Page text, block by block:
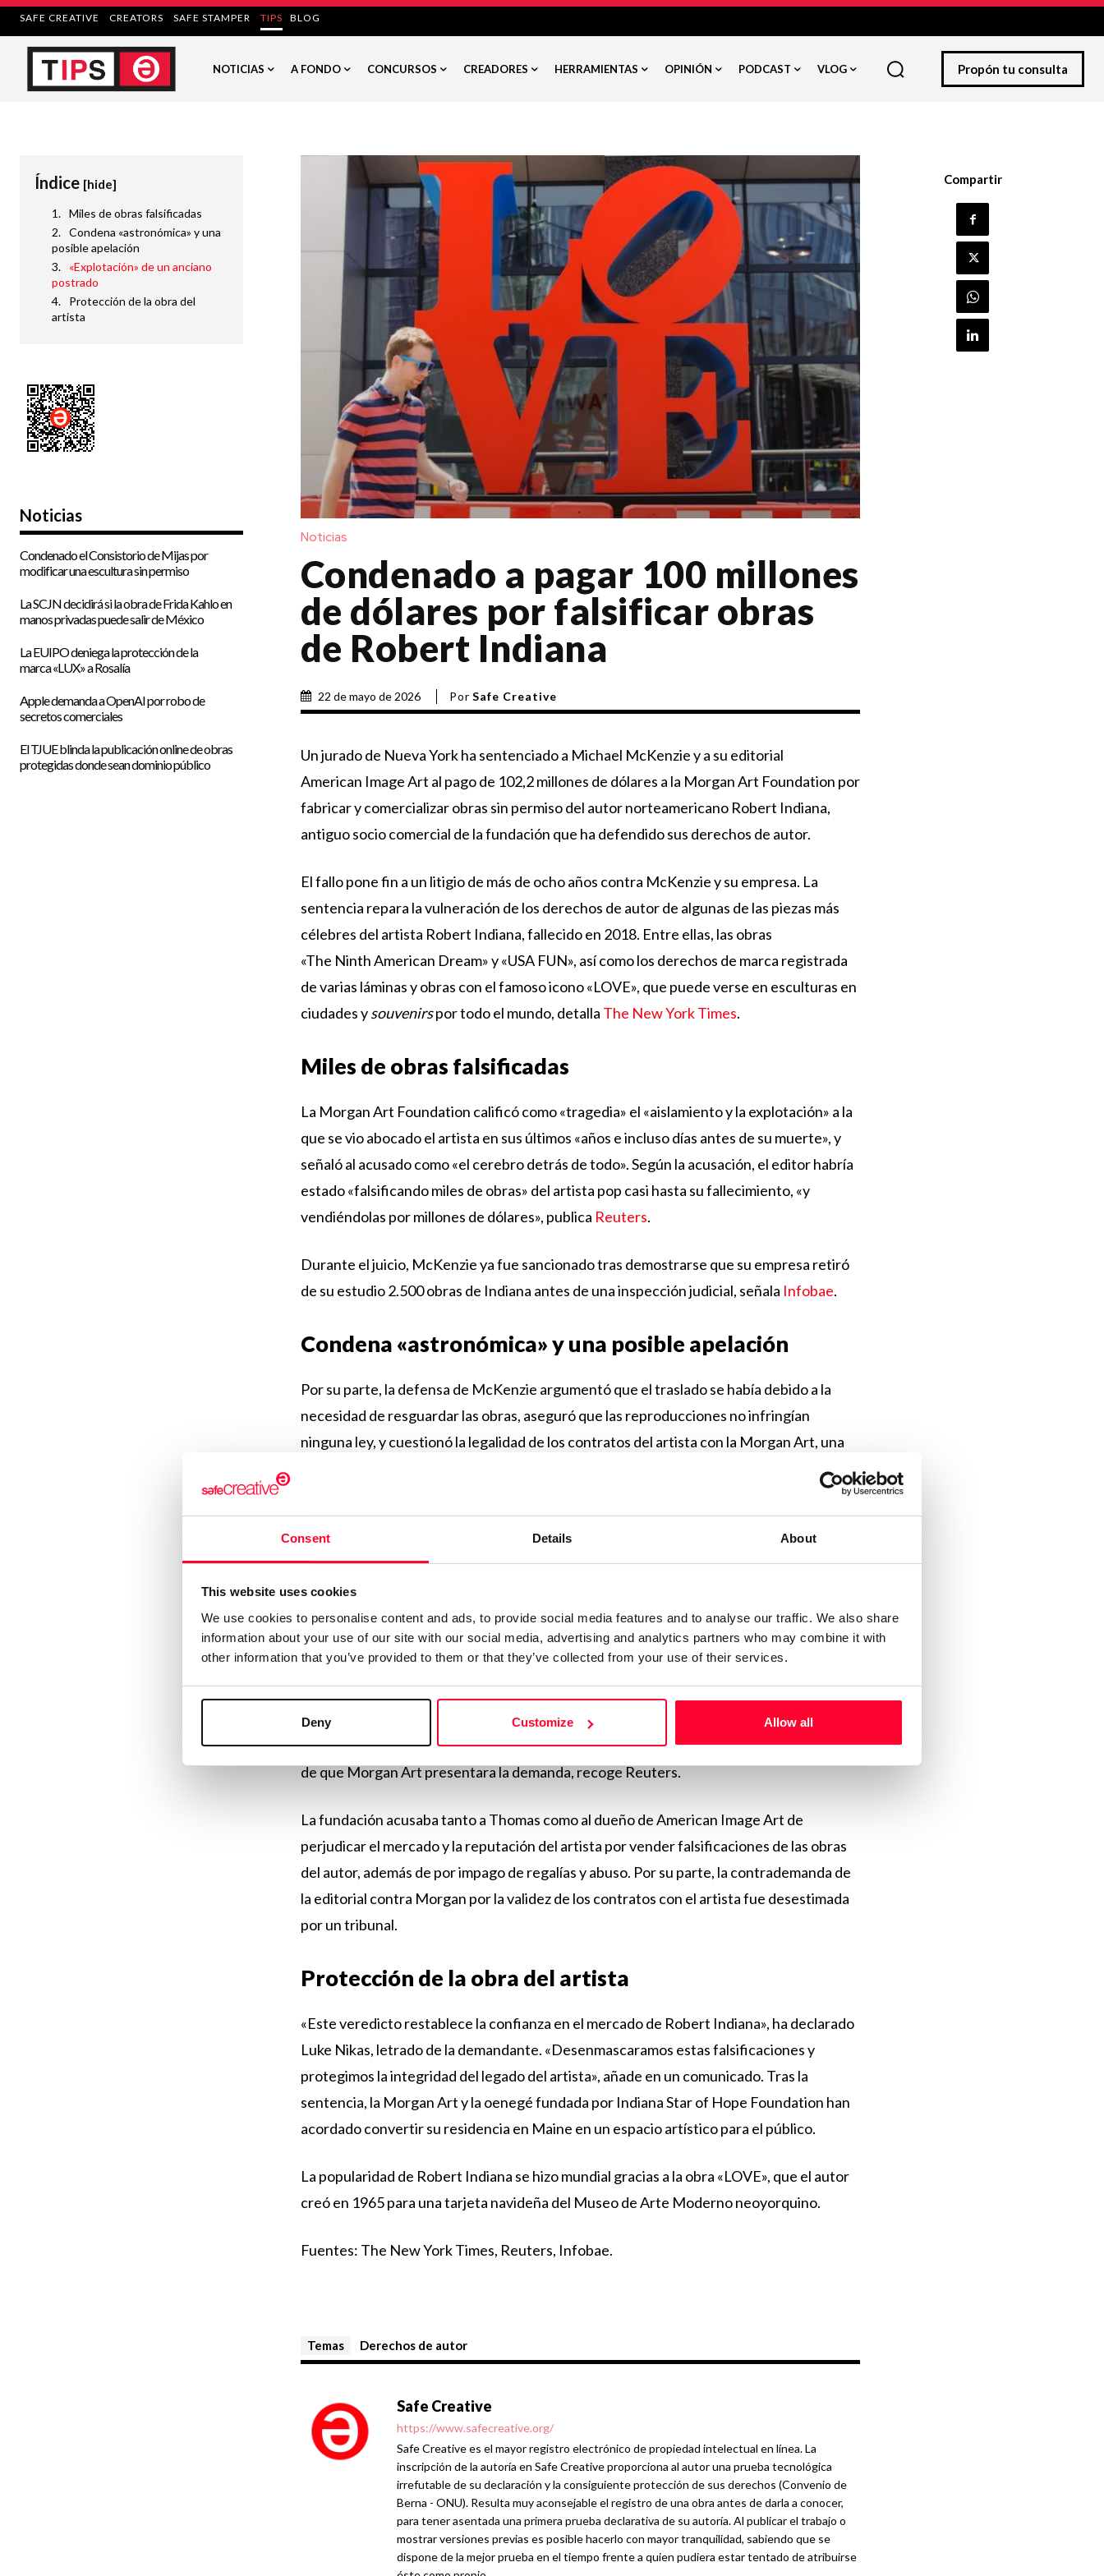
Consent Details About
This website uses cookies
We use cookies to personalise content and ads, to provide social media features and to analyse our traffic. We also share
information about your use of our site with our social media, advertising and analytics partners who may combine it with
other information that you’ve provided to them or that they’ve collected from your use of their services.
Deny Customize Allow all
SAFE CREATIVE CREATORS SAFE STAMPER TIPS BLOG
NOTICIAS A FONDO CONCURSOS CREADORES HERRAMIENTAS OPINIÓN PODCAST VLOG Propón tu consulta
Índice [hide]
Miles de obras falsificadas
Condena «astronómica» y una
posible apelación
«Explotación» de un anciano
postrado
Protección de la obra del
artista
Noticias
Condenado el Consistorio de Mijas por
modificar una escultura sin permiso
La SCJN decidirá si la obra de Frida Kahlo en
manos privadas puede salir de México
La EUIPO deniega la protección de la
marca «LUX» a Rosalía
Apple demanda a OpenAI por robo de
secretos comerciales
El TJUE blinda la publicación online de obras
protegidas donde sean dominio público
Noticias
Condenado a pagar 100 millones
de dólares por falsificar obras
de Robert Indiana
22 de mayo de 2026 Por Safe Creative
Un jurado de Nueva York ha sentenciado a Michael McKenzie y a su editorial
American Image Art al pago de 102,2 millones de dólares a la Morgan Art Foundation por
fabricar y comercializar obras sin permiso del autor norteamericano Robert Indiana,
antiguo socio comercial de la fundación que ha defendido sus derechos de autor.
El fallo pone fin a un litigio de más de ocho años contra McKenzie y su empresa. La
sentencia repara la vulneración de los derechos de autor de algunas de las piezas más
célebres del artista Robert Indiana, fallecido en 2018. Entre ellas, las obras
«The Ninth American Dream» y «USA FUN», así como los derechos de marca registrada
de varias láminas y obras con el famoso icono «LOVE», que puede verse en esculturas en
ciudades ysouvenirspor todo el mundo, detalla The New York Times.
Miles de obras falsificadas
La Morgan Art Foundation calificó como «tragedia» el «aislamiento y la explotación» a la
que se vio abocado el artista en sus últimos «años e incluso días antes de su muerte», y
señaló al acusado como «el cerebro detrás de todo». Según la acusación, el editor habría
estado «falsificando miles de obras» del artista pop casi hasta su fallecimiento, «y
vendiéndolas por millones de dólares», publica Reuters.
Durante el juicio, McKenzie ya fue sancionado tras demostrarse que su empresa retiró
de su estudio 2.500 obras de Indiana antes de una inspección judicial, señala Infobae.
Condena «astronómica» y una posible apelación
Por su parte, la defensa de McKenzie argumentó que el traslado se había debido a la
necesidad de resguardar las obras, aseguró que las reproducciones no infringían
ninguna ley, y cuestionó la legalidad de los contratos del artista con la Morgan Art, una
Sobre el montante de la indemnización, la abogada del editor, Nicole Brenecki, ha
declarado que se trata de «una cifra astronómica que precisa mucha liquidez para
pagarla», por lo que su cliente «evaluará cuidadosamente sus opciones», con vista a una
posible apelación.
«Explotación» de un anciano postrado
Todo comenzó en 2018, cuando Indiana, de 89 años, otorgó un poder notarial a su
cuidador, Jamie Thomas. Indiana había quedado «aislado y postrado en cama», lo que
permitió a McKenzie aprovecharse para explotar al artista, que falleció al día siguiente
de que Morgan Art presentara la demanda, recoge Reuters.
La fundación acusaba tanto a Thomas como al dueño de American Image Art de
perjudicar el mercado y la reputación del artista por vender falsificaciones de las obras
del autor, además de por impago de regalías y abuso. Por su parte, la contrademanda de
la editorial contra Morgan por la validez de los contratos con el artista fue desestimada
por un tribunal.
Protección de la obra del artista
«Este veredicto restablece la confianza en el mercado de Robert Indiana», ha declarado
Luke Nikas, letrado de la demandante. «Desenmascaramos estas falsificaciones y
protegimos la integridad del legado del artista», añade en un comunicado. Tras la
sentencia, la Morgan Art y la oenegé fundada por Indiana Star of Hope Foundation han
acordado convertir su residencia en Maine en un espacio artístico para el público.
La popularidad de Robert Indiana se hizo mundial gracias a la obra «LOVE», que el autor
creó en 1965 para una tarjeta navideña del Museo de Arte Moderno neoyorquino.
Fuentes: The New York Times, Reuters, Infobae.
Temas Derechos de autor
Safe Creative
https://www.safecreative.org/
Safe Creative es el mayor registro electrónico de propiedad intelectual en línea. La
inscripción de la autoría en Safe Creative proporciona al autor una prueba tecnológica
irrefutable de su declaración y la consiguiente protección de sus derechos (Convenio de
Berna - ONU). Resulta muy aconsejable el registro de una obra antes de darla a conocer,
para tener asentada una primera prueba declarativa de su autoría. Al publicar el trabajo o
mostrar versiones previas es posible hacerlo con mayor tranquilidad, sabiendo que se
dispone de la mejor prueba en el tiempo frente a quien pudiera estar tentado de atribuirse
Compartir